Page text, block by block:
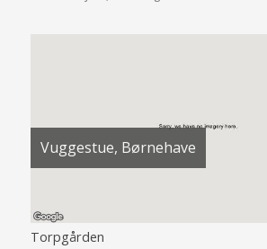
Vuggestue, Børnehave
Torpgården